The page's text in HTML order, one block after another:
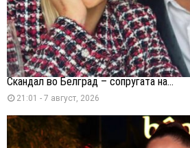
Скандал во Белград – сопругата на...
21:01 - 7 август, 2026